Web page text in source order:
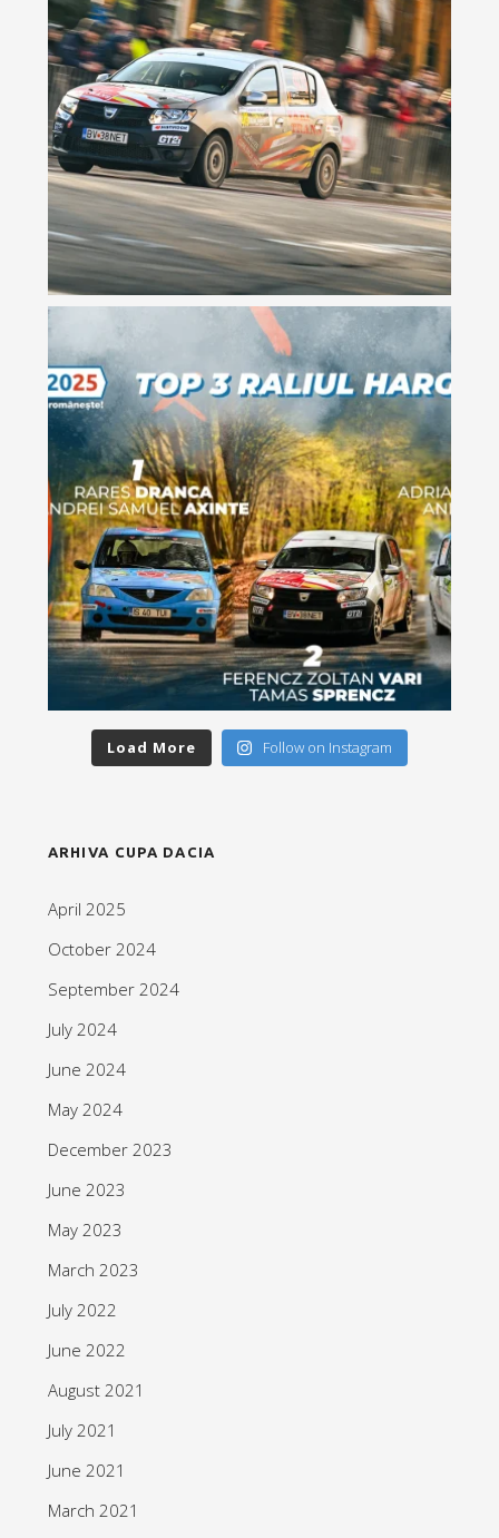
Load More Follow on Instagram
ARHIVA CUPA DACIA
April 2025
October 2024
September 2024
July 2024
June 2024
May 2024
December 2023
June 2023
May 2023
March 2023
July 2022
June 2022
August 2021
July 2021
June 2021
March 2021